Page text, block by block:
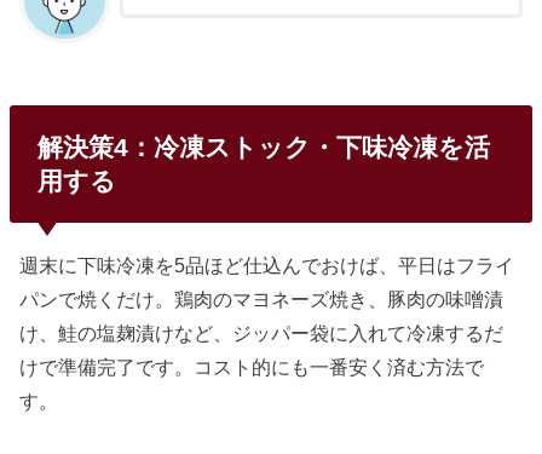
解決策4：冷凍ストック・下味冷凍を活
用する
週末に下味冷凍を5品ほど仕込んでおけば、平日はフライ
パンで焼くだけ。鶏肉のマヨネーズ焼き、豚肉の味噌漬
け、鮭の塩麹漬けなど、ジッパー袋に入れて冷凍するだ
けで準備完了です。コスト的にも一番安く済む方法で
す。